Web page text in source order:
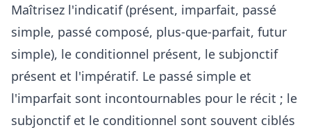
Maîtrisez l'indicatif (présent, imparfait, passé
simple, passé composé, plus-que-parfait, futur
simple), le conditionnel présent, le subjonctif
présent et l'impératif. Le passé simple et
l'imparfait sont incontournables pour le récit ; le
subjonctif et le conditionnel sont souvent ciblés